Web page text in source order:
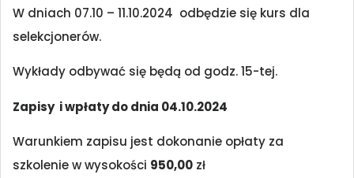
W dniach 07.10 – 11.10.2024 odbędzie się kurs dla
selekcjonerów.
Wykłady odbywać się będą od godz. 15-tej.
Zapisy i wpłaty do dnia 04.10.2024
Warunkiem zapisu jest dokonanie opłaty za
szkolenie w wysokości 950,00 zł